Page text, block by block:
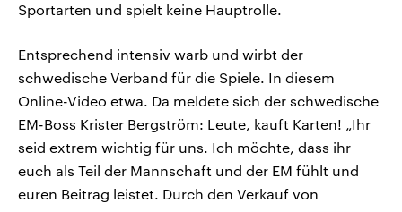
Sportarten und spielt keine Hauptrolle.
Entsprechend intensiv warb und wirbt der
schwedische Verband für die Spiele. In diesem
Online-Video etwa. Da meldete sich der schwedische
EM-Boss Krister Bergström: Leute, kauft Karten! „Ihr
seid extrem wichtig für uns. Ich möchte, dass ihr
euch als Teil der Mannschaft und der EM fühlt und
euren Beitrag leistet. Durch den Verkauf von